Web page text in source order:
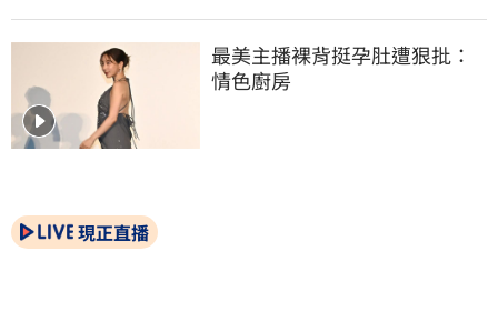
最美主播裸背挺孕肚遭狠批：
情色廚房
現正直播